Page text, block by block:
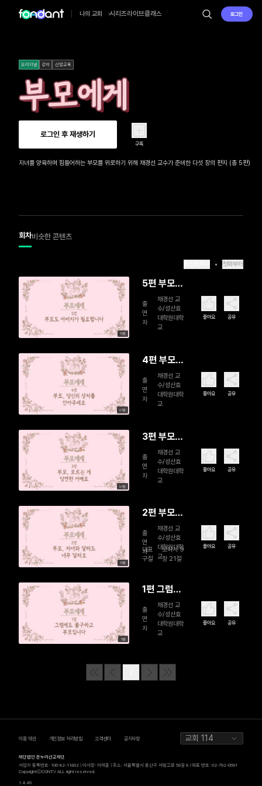
나의 교회 시리즈라이브클래스 로그인
오리지널 강의 신앙교육
로그인 후 재생하기
구독
자녀를 양육하며 힘들어하는 부모를 위로하기 위해 채경선 교수가 준비한 다섯 장의 편지 (총 5편)
회차비슷한 콘텐츠
첫화부터
10분
5편 부모도
아버지가
필요합니다
(완)
출
연
자
채경선 교
수/성산효
대학원대학
교
좋아요 공유
07분
4편 부모,
당신의 상
처를 안아
주세요
출
연
자
채경선 교
수/성산효
대학원대학
교
좋아요 공유
07분
3편 부모,
모르는 게
당연한 거
예요
출
연
자
채경선 교
수/성산효
대학원대학
교
좋아요 공유
10분
2편 부모,
자녀와 달
라도 너무
달라요
출
연
자
채경선 교
수/성산효
대학원대학
교
대표
구절
로마서 9
장 21절
좋아요 공유
11분
1편 그럼에
도 불구하
고 부모입
니다
출
연
자
채경선 교
수/성산효
대학원대학
교
좋아요 공유
이용 약관 개인정보 처리방침 고객센터 공지사항 교회 114
재단법인 온누리선교재단
사업자 등록번호: 106-82-11892 | 이사장: 이재훈 | 주소: 서울특별시 용산구 서빙고로 59길 8 | 대표 번호: 02-792-0691
CopyrightⓒCGNTV ALL right reserved.
1.4.46